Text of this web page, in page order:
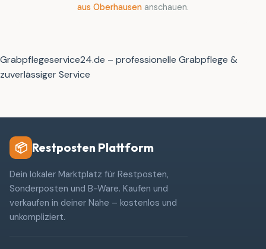
aus Oberhausen anschauen.
Grabpflegeservice24.de – professionelle Grabpflege &
zuverlässiger Service
📦 Restposten Plattform
Dein lokaler Marktplatz für Restposten,
Sonderposten und B-Ware. Kaufen und
verkaufen in deiner Nähe – kostenlos und
unkompliziert.